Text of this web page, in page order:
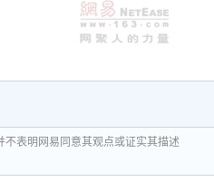
不表明网易同意其观点或证实其描述